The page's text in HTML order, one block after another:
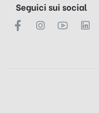
Seguici sui social